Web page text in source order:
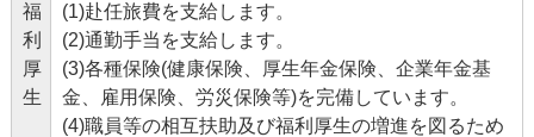
福
利
厚
生
(1)赴任旅費を支給します。
(2)通勤手当を支給します。
(3)各種保険(健康保険、厚生年金保険、企業年金基
金、雇用保険、労災保険等)を完備しています。
(4)職員等の相互扶助及び福利厚生の増進を図るため